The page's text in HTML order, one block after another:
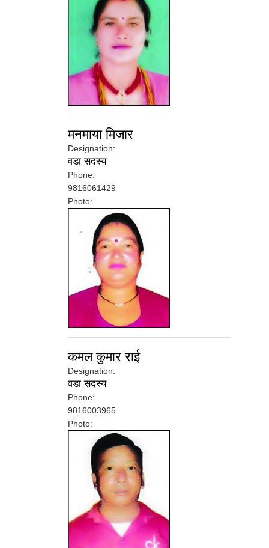
मनमाया मिजार
Designation:
वडा सदस्य
Phone:
9816061429
Photo:
कमल कुमार राई
Designation:
वडा सदस्य
Phone:
9816003965
Photo: